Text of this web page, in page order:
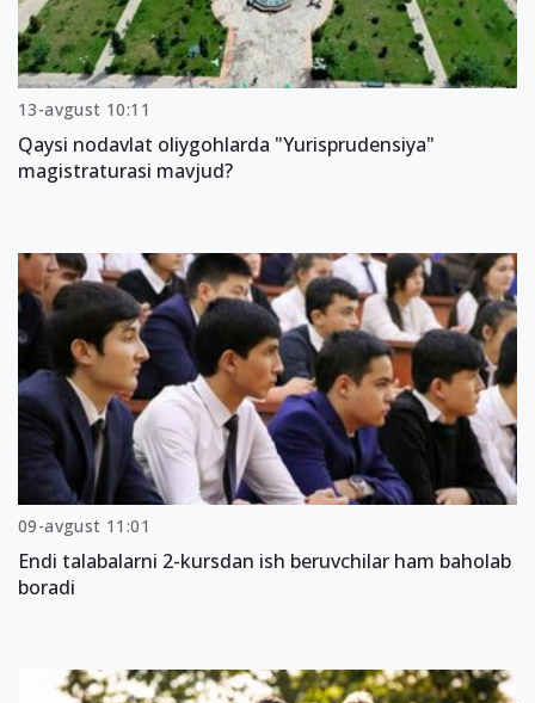
13-avgust 10:11
Qaysi nodavlat oliygohlarda "Yurisprudensiya"
magistraturasi mavjud?
09-avgust 11:01
Endi talabalarni 2-kursdan ish beruvchilar ham baholab
boradi